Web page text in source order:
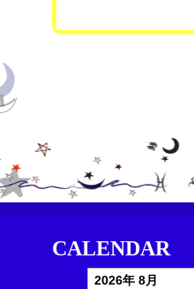
CALENDAR
2026年 8月